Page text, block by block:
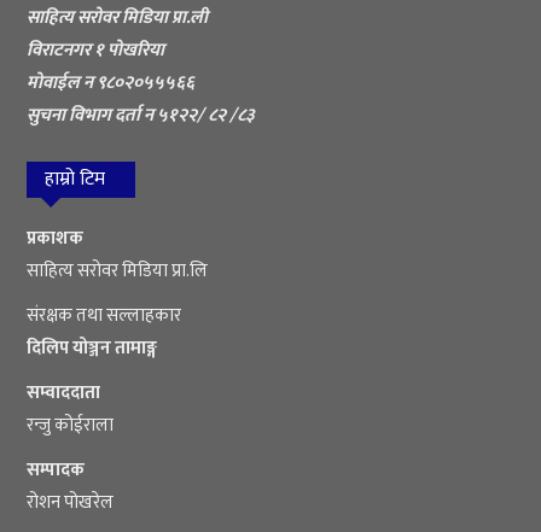
साहित्य सरोवर मिडिया प्रा.ली
विराटनगर १ पोखरिया
मोवाईल न ९८०२०५५५६६
सुचना विभाग दर्ता न ५१२२/ ८२ /८३
हाम्रो टिम
प्रकाशक
साहित्य सरोवर मिडिया प्रा.लि
संरक्षक तथा सल्लाहकार
दिलिप योञ्जन तामाङ्ग
सम्वाददाता
रन्जु कोईराला
सम्पादक
रोशन पोखरेल